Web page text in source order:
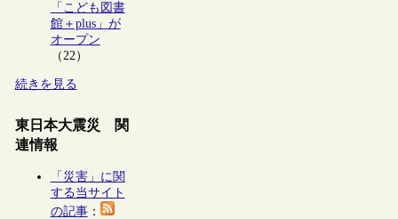
「こども図書
館＋plus」が
オープン
（22）
続きを見る
東日本大震災 関
連情報
「災害」に関
する当サイト
の記事：